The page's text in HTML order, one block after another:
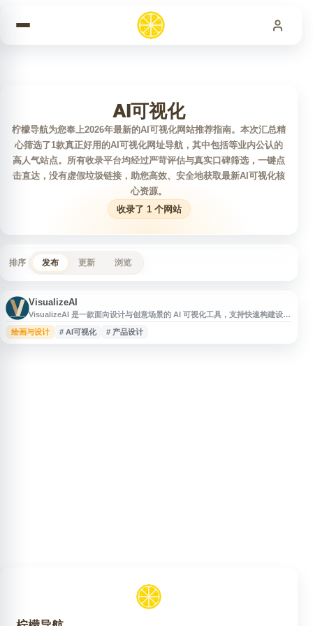
AI可视化
柠檬导航为您奉上2026年最新的AI可视化网站推荐指南。本次汇总精
心筛选了1款真正好用的AI可视化网址导航，其中包括等业内公认的
高人气站点。所有收录平台均经过严苛评估与真实口碑筛选，一键点
击直达，没有虚假垃圾链接，助您高效、安全地获取最新AI可视化核
心资源。
收录了 1 个网站
排序 发布 更新 浏览
VisualizeAI
VisualizeAI 是一款面向设计与创意场景的 AI 可视化工具，支持快速构建设计
原型、生成灵感方案，并对现有想法进行重新想象与视觉呈现。用户可借助该
平台在短时间内探索不同设计方向，提升概念表达、方案沟通和创意迭代效
绘画与设计 # AI可视化 # 产品设计